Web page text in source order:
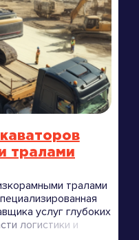
тралами
тралами
услуг глубоких
логистики и